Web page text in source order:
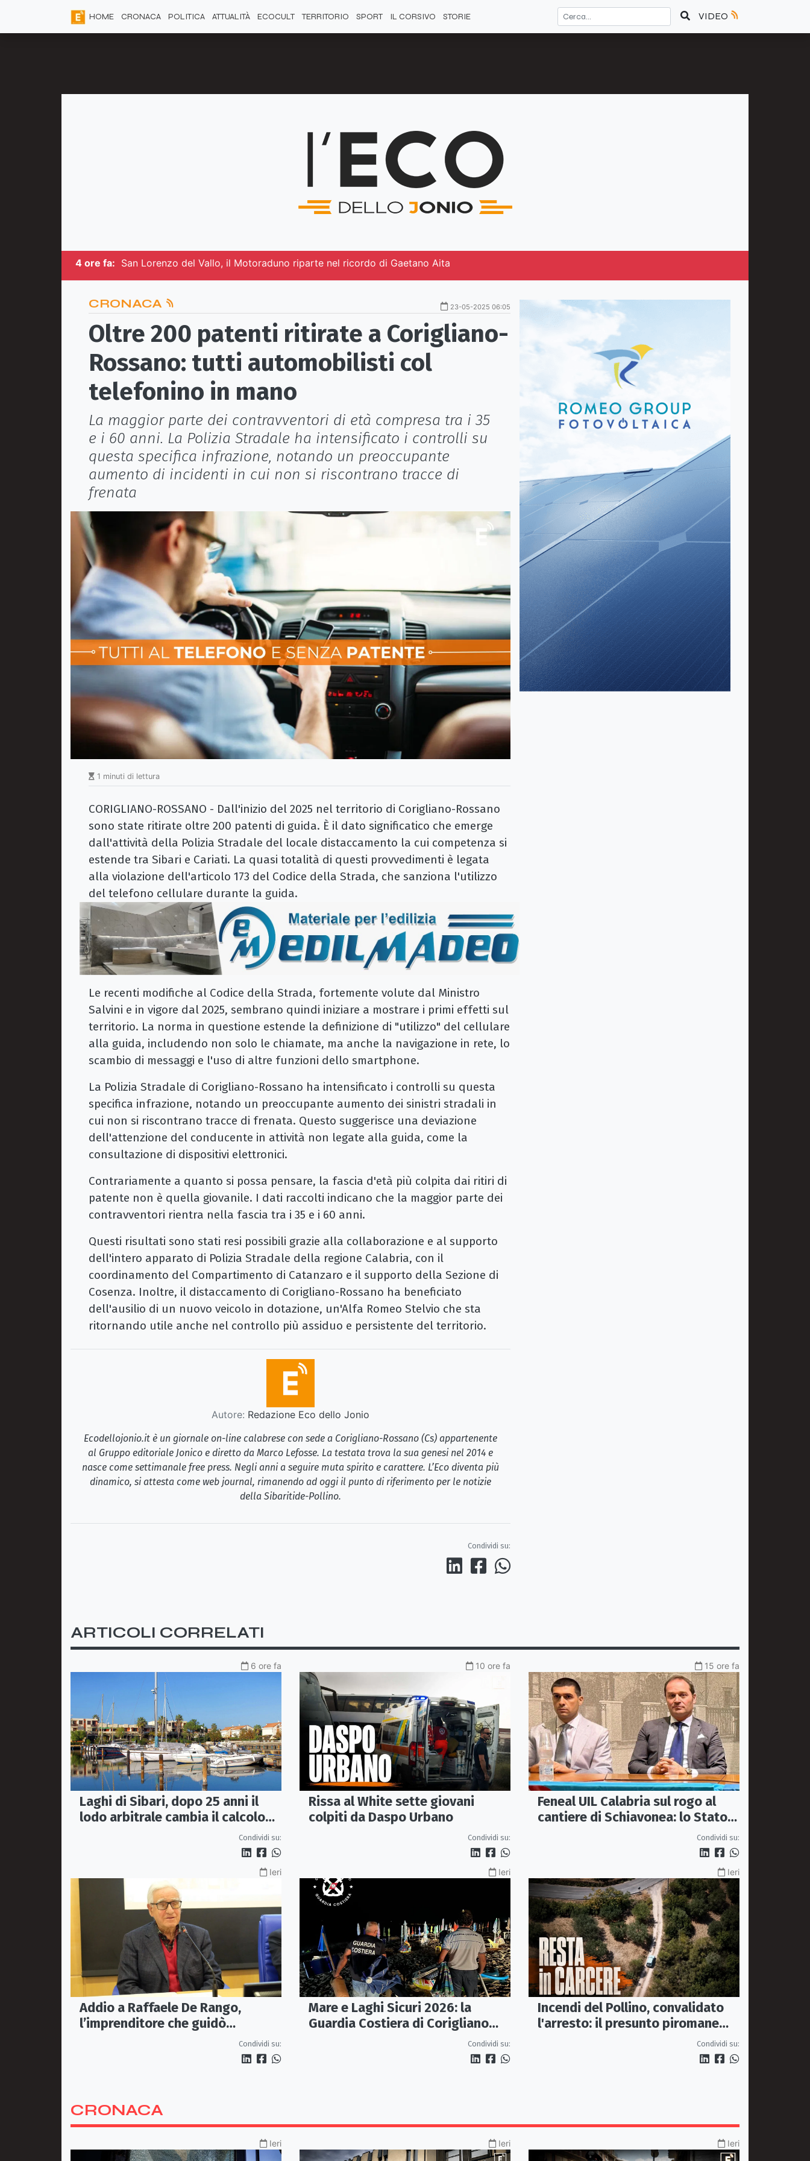
HOME CRONACA POLITICA ATTUALITÀ ECOCULT TERRITORIO SPORT IL CORSIVO STORIE VIDEO
4 ore fa: San Lorenzo del Vallo, il Motoraduno riparte nel ricordo di Gaetano Aita
CRONACA 23-05-2025 06:05
Oltre 200 patenti ritirate a Corigliano-
Rossano: tutti automobilisti col
telefonino in mano
La maggior parte dei contravventori di età compresa tra i 35
e i 60 anni. La Polizia Stradale ha intensificato i controlli su
questa specifica infrazione, notando un preoccupante
aumento di incidenti in cui non si riscontrano tracce di
frenata
1 minuti di lettura
CORIGLIANO-ROSSANO - Dall'inizio del 2025 nel territorio di Corigliano-Rossano
sono state ritirate oltre 200 patenti di guida. È il dato significatico che emerge
dall'attività della Polizia Stradale del locale distaccamento la cui competenza si
estende tra Sibari e Cariati. La quasi totalità di questi provvedimenti è legata
alla violazione dell'articolo 173 del Codice della Strada, che sanziona l'utilizzo
del telefono cellulare durante la guida.
Le recenti modifiche al Codice della Strada, fortemente volute dal Ministro
Salvini e in vigore dal 2025, sembrano quindi iniziare a mostrare i primi effetti sul
territorio. La norma in questione estende la definizione di "utilizzo" del cellulare
alla guida, includendo non solo le chiamate, ma anche la navigazione in rete, lo
scambio di messaggi e l'uso di altre funzioni dello smartphone.
La Polizia Stradale di Corigliano-Rossano ha intensificato i controlli su questa
specifica infrazione, notando un preoccupante aumento dei sinistri stradali in
cui non si riscontrano tracce di frenata. Questo suggerisce una deviazione
dell'attenzione del conducente in attività non legate alla guida, come la
consultazione di dispositivi elettronici.
Contrariamente a quanto si possa pensare, la fascia d'età più colpita dai ritiri di
patente non è quella giovanile. I dati raccolti indicano che la maggior parte dei
contravventori rientra nella fascia tra i 35 e i 60 anni.
Questi risultati sono stati resi possibili grazie alla collaborazione e al supporto
dell'intero apparato di Polizia Stradale della regione Calabria, con il
coordinamento del Compartimento di Catanzaro e il supporto della Sezione di
Cosenza. Inoltre, il distaccamento di Corigliano-Rossano ha beneficiato
dell'ausilio di un nuovo veicolo in dotazione, un'Alfa Romeo Stelvio che sta
ritornando utile anche nel controllo più assiduo e persistente del territorio.
Autore: Redazione Eco dello Jonio
Ecodellojonio.it è un giornale on-line calabrese con sede a Corigliano-Rossano (Cs) appartenente
al Gruppo editoriale Jonico e diretto da Marco Lefosse. La testata trova la sua genesi nel 2014 e
nasce come settimanale free press. Negli anni a seguire muta spirito e carattere. L’Eco diventa più
dinamico, si attesta come web journal, rimanendo ad oggi il punto di riferimento per le notizie
della Sibaritide-Pollino.
Condividi su:
ARTICOLI CORRELATI
6 ore fa
Laghi di Sibari, dopo 25 anni il
lodo arbitrale cambia il calcolo
Condividi su:
10 ore fa
Rissa al White sette giovani
colpiti da Daspo Urbano
Condividi su:
15 ore fa
Feneal UIL Calabria sul rogo al
cantiere di Schiavonea: lo Stato
rafforzi i presìdi di legalitàCondividi su:
Ieri
Addio a Raffaele De Rango,
l’imprenditore che guidò
Condividi su:
Ieri
Mare e Laghi Sicuri 2026: la
Guardia Costiera di Corigliano
controlla il litorale da RoccaCondividi su:
Ieri
Incendi del Pollino, convalidato
l'arresto: il presunto piromane
Condividi su:
CRONACA
Ieri Ieri Ieri